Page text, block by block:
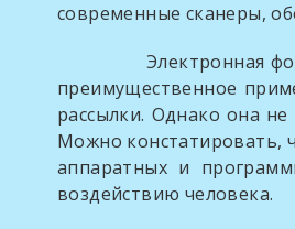
современные сканеры,
Электронная форма
преимущественное
рассылки. Однако она
Можно констатировать,
аппаратных и
воздействию человека.